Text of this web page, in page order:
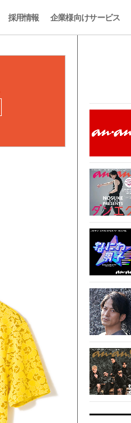
採用情報 企業様向けサービス